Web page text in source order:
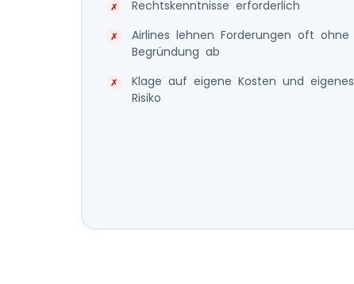
Rechtskenntnisse erforderlich
Airlines lehnen Forderungen oft ohne
Begründung ab
Klage auf eigene Kosten und eigenes
Risiko